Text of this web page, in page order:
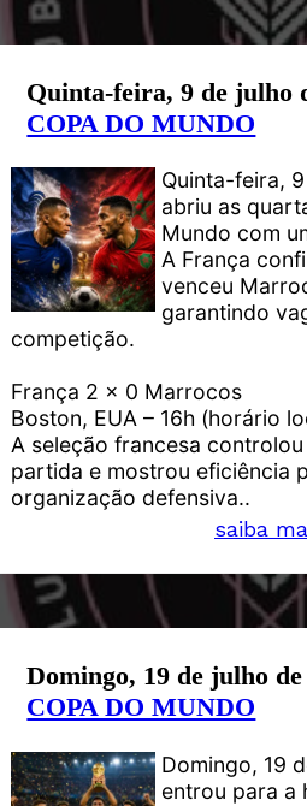
Quinta-feira, 9 de julho
COPA DO MUNDO
Quinta-feira,
abriu as
Mundo com
A França
venceu
garantindo
competição.
França 2 x 0 Marrocos
Boston, EUA – 16h (horário
A seleção francesa
partida e mostrou eficiência
organização defensiva..
saiba
Domingo, 19 de julho
COPA DO MUNDO
Domingo, 19
entrou para a